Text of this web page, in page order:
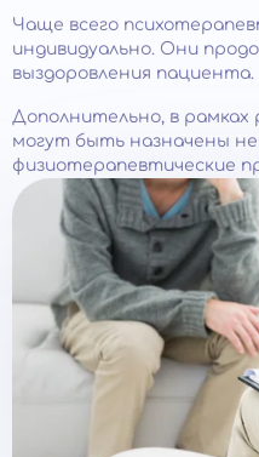
Чаще всего
индивидуально. Они
выздоровления пациента.
Дополнительно, в рамках
могут быть назначены
физиотерапевтические